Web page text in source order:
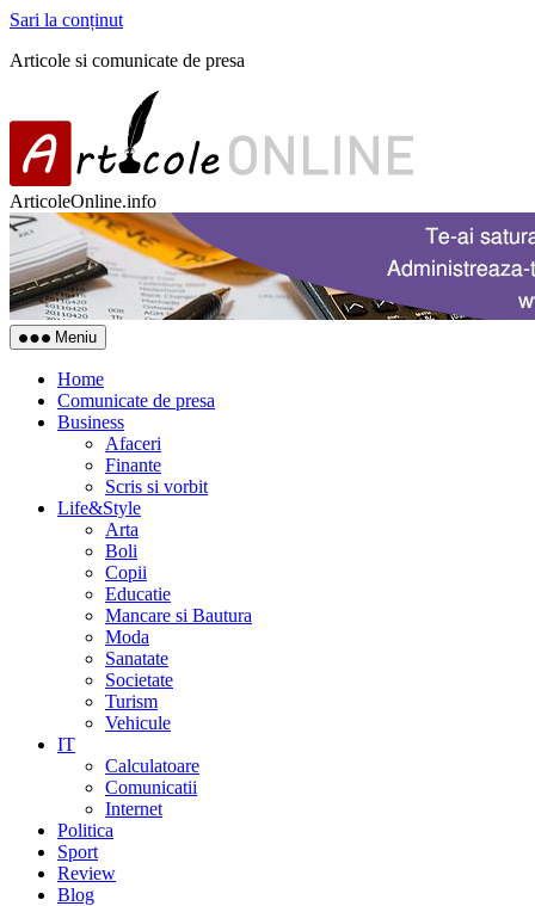
Sari la conținut
Articole si comunicate de presa
ArticoleOnline.info
Meniu
Home
Comunicate de presa
Business
Afaceri
Finante
Scris si vorbit
Life&Style
Arta
Boli
Copii
Educatie
Mancare si Bautura
Moda
Sanatate
Societate
Turism
Vehicule
IT
Calculatoare
Comunicatii
Internet
Politica
Sport
Review
Blog